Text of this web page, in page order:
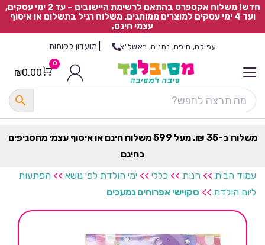
חדש! משלוח אקספרס בהתאם לרשימת היישובים – עד 2 ימי עסקים,
ועד 4 ימי עסקים למוצרים ממותגים. משלוח רגיל בתשלום או איסוף
עצמי חינם.
עפולה, חיפה, נתניה, ראשל"צ מועדון לקוחות
Cart
0
₪0.00
משלוח ב-35 ₪, מעל 599 משלוח חינם או איסוף עצמי מהסניפים
בחינם
עמוד הבית >> חנות >> כללי >> ימי הולדת לפי נושא >> הפתעות
ליום הולדת >> סקוישי אפרוחים נמעכים